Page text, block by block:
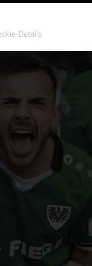
Details